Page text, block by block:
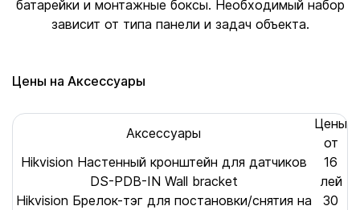
батарейки и монтажные боксы. Необходимый набор
зависит от типа панели и задач объекта.
Цены на Аксессуары
Аксессуары
Цены
от
Hikvision Настенный кронштейн для датчиков
DS-PDB-IN Wall bracket
16
лей
Hikvision Брелок-тэг для постановки/снятия на
30